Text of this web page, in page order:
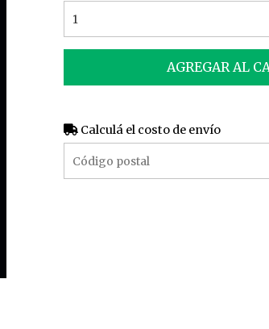
AGREGAR AL
Calculá el costo de envío